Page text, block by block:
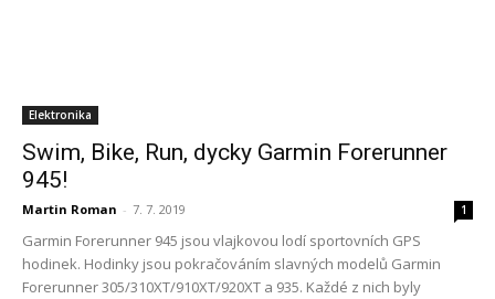
Elektronika
Swim, Bike, Run, dycky Garmin Forerunner
945!
Martin Roman - 7. 7. 2019 1
Garmin Forerunner 945 jsou vlajkovou lodí sportovních GPS
hodinek. Hodinky jsou pokračováním slavných modelů Garmin
Forerunner 305/310XT/910XT/920XT a 935. Každé z nich byly